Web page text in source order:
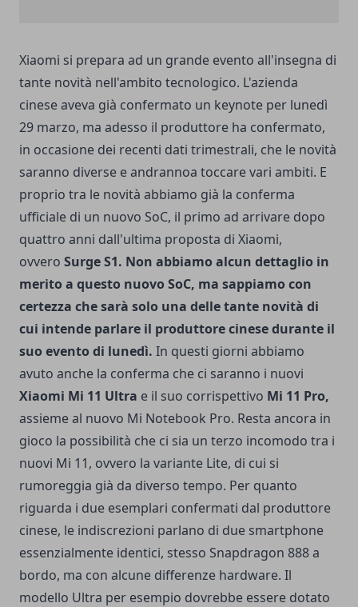
Xiaomi si prepara ad un grande evento all'insegna di
tante novità nell'ambito tecnologico. L'azienda
cinese aveva già confermato un keynote per lunedì
29 marzo, ma adesso il produttore ha confermato,
in occasione dei recenti dati trimestrali, che le novità
saranno diverse e andrannoa toccare vari ambiti. E
proprio tra le novità abbiamo già la conferma
ufficiale di un nuovo SoC, il primo ad arrivare dopo
quattro anni dall'ultima proposta di Xiaomi,
ovvero Surge S1. Non abbiamo alcun dettaglio in
merito a questo nuovo SoC, ma sappiamo con
certezza che sarà solo una delle tante novità di
cui intende parlare il produttore cinese durante il
suo evento di lunedì. In questi giorni abbiamo
avuto anche la conferma che ci saranno i nuovi
Xiaomi Mi 11 Ultra e il suo corrispettivo Mi 11 Pro,
assieme al nuovo Mi Notebook Pro. Resta ancora in
gioco la possibilità che ci sia un terzo incomodo tra i
nuovi Mi 11, ovvero la variante Lite, di cui si
rumoreggia già da diverso tempo. Per quanto
riguarda i due esemplari confermati dal produttore
cinese, le indiscrezioni parlano di due smartphone
essenzialmente identici, stesso Snapdragon 888 a
bordo, ma con alcune differenze hardware. Il
modello Ultra per esempio dovrebbe essere dotato